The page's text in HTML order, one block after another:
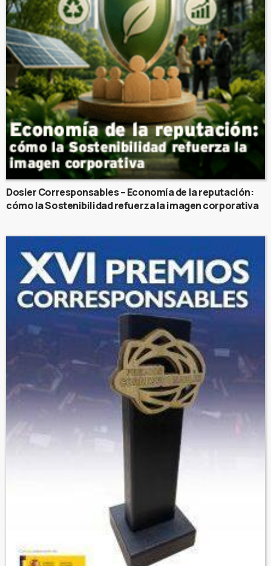
Dosier Corresponsables – Economía de la reputación:
cómo la Sostenibilidad refuerza la imagen corporativa